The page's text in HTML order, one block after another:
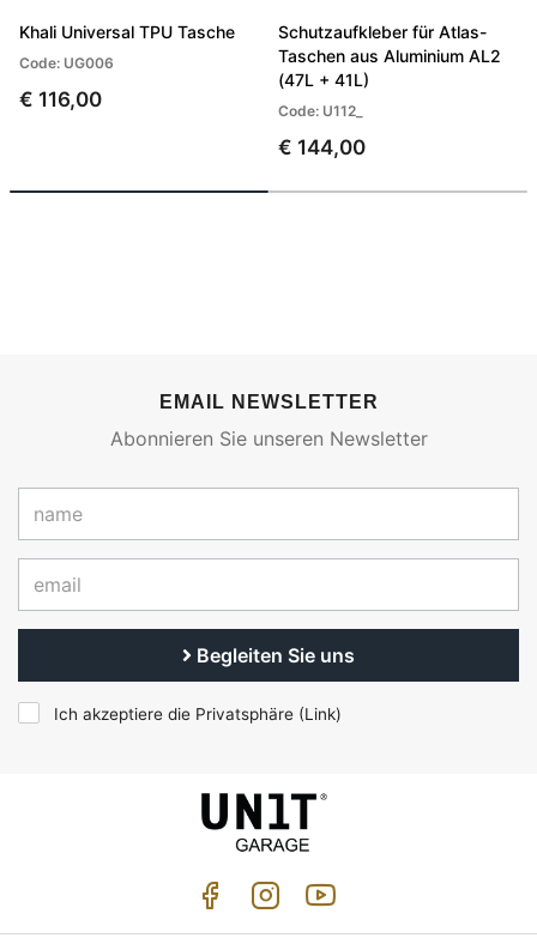
Khali Universal TPU Tasche
Code: UG006
€ 116,00
Schutzaufkleber für Atlas-
Taschen aus Aluminium AL2
(47L + 41L)
Code: U112_
€ 144,00
EMAIL NEWSLETTER
Abonnieren Sie unseren Newsletter
Begleiten Sie uns
Ich akzeptiere die Privatsphäre (Link)